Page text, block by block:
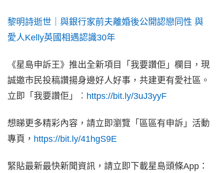
黎明詩逝世｜與銀行家前夫離婚後公開認戀同性 與
愛人Kelly英國相遇認識30年
《星島申訴王》推出全新項目「我要讚佢」欄目，現
誠邀市民投稿讚揚身邊好人好事，共建更有愛社區。
立即「我要讚佢」︰ https://bit.ly/3uJ3yyF
想睇更多精彩內容，請立即瀏覽「區區有申訴」活動
專頁， https://bit.ly/41hgS9E
緊貼最新最快新聞資訊，請立即下載星島頭條App：